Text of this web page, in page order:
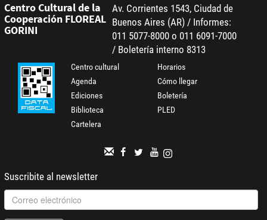
Centro Cultural de la
Cooperación FLOREAL
GORINI
Av. Corrientes 1543, Ciudad de
Buenos Aires (AR) / Informes:
011 5077-8000 o 011 6091-7000
/ Boletería interno 8313
Centro cultural
Agenda
Ediciones
Biblioteca
Cartelera
Horarios
Cómo llegar
Boletería
PLED
Suscribite al newsletter